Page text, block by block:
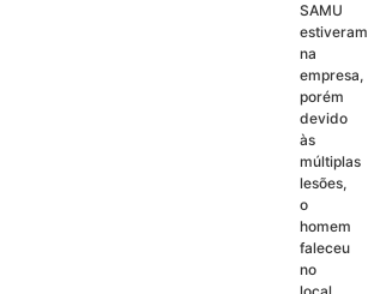
SAMU
estiveram
na
empresa,
porém
devido
às
múltiplas
lesões,
o
homem
faleceu
no